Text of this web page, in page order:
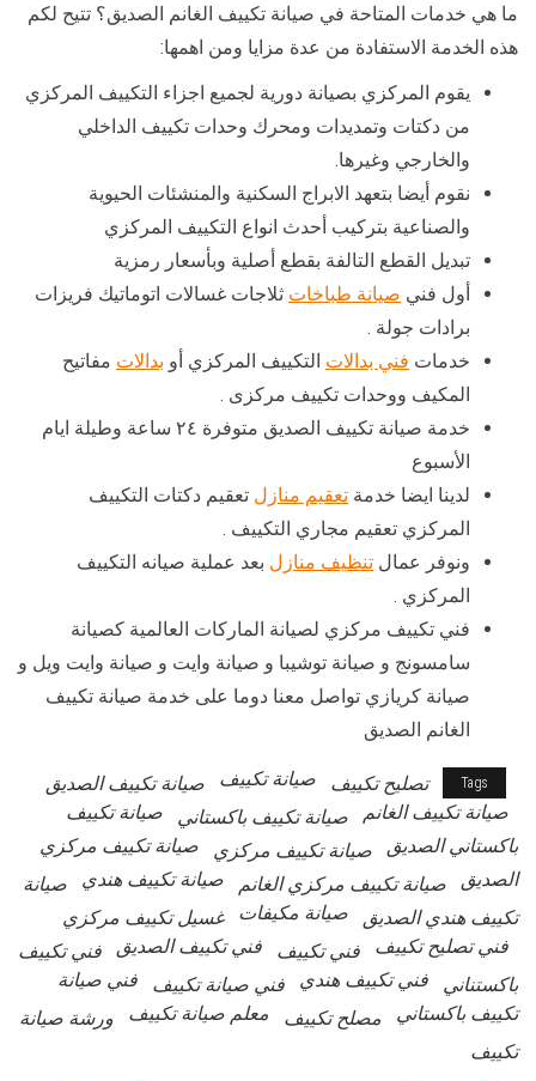
ما هي خدمات المتاحة في صيانة تكييف الغانم الصديق؟ تتيح لكم
هذه الخدمة الاستفادة من عدة مزايا ومن اهمها:
يقوم المركزي بصيانة دورية لجميع اجزاء التكييف المركزي
من دكتات وتمديدات ومحرك وحدات تكييف الداخلي
والخارجي وغيرها.
نقوم أيضا بتعهد الابراج السكنية والمنشئات الحيوية
والصناعية بتركيب أحدث انواع التكييف المركزي
تبديل القطع التالفة بقطع أصلية وبأسعار رمزية
أول فني صيانة طباخات ثلاجات غسالات اتوماتيك فريزات
برادات جولة .
خدمات فني بدالات التكييف المركزي أو بدالات مفاتيح
المكيف ووحدات تكييف مركزى .
خدمة صيانة تكييف الصديق متوفرة ٢٤ ساعة وطيلة ايام
الأسبوع
لدينا ايضا خدمة تعقيم منازل تعقيم دكتات التكييف
المركزي تعقيم مجاري التكييف .
ونوفر عمال تنظيف منازل بعد عملية صيانه التكييف
المركزي .
فني تكييف مركزي لصيانة الماركات العالمية كصيانة
سامسونج و صيانة توشيبا و صيانة وايت و صيانة وايت ويل و
صيانة كريازي تواصل معنا دوما على خدمة صيانة تكييف
الغانم الصديق
Tags تصليح تكييف صيانة تكييف
صيانة تكييف الصديق
صيانة تكييف الغانم
صيانة تكييف باكستاني
صيانة تكييف
باكستاني الصديق
صيانة تكييف مركزي
صيانة تكييف مركزي
الصديق
صيانة تكييف مركزي الغانم صيانة تكييف هندي
صيانة
تكييف هندي الصديق
صيانة مكيفات
غسيل تكييف مركزي
فني تصليح تكييف
فني تكييف فني تكييف الصديق
فني تكييف
باكستناني
فني تكييف هندي فني صيانة تكييف
فني صيانة
تكييف باكستاني
مصلح تكييف معلم صيانة تكييف
ورشة صيانة
تكييف